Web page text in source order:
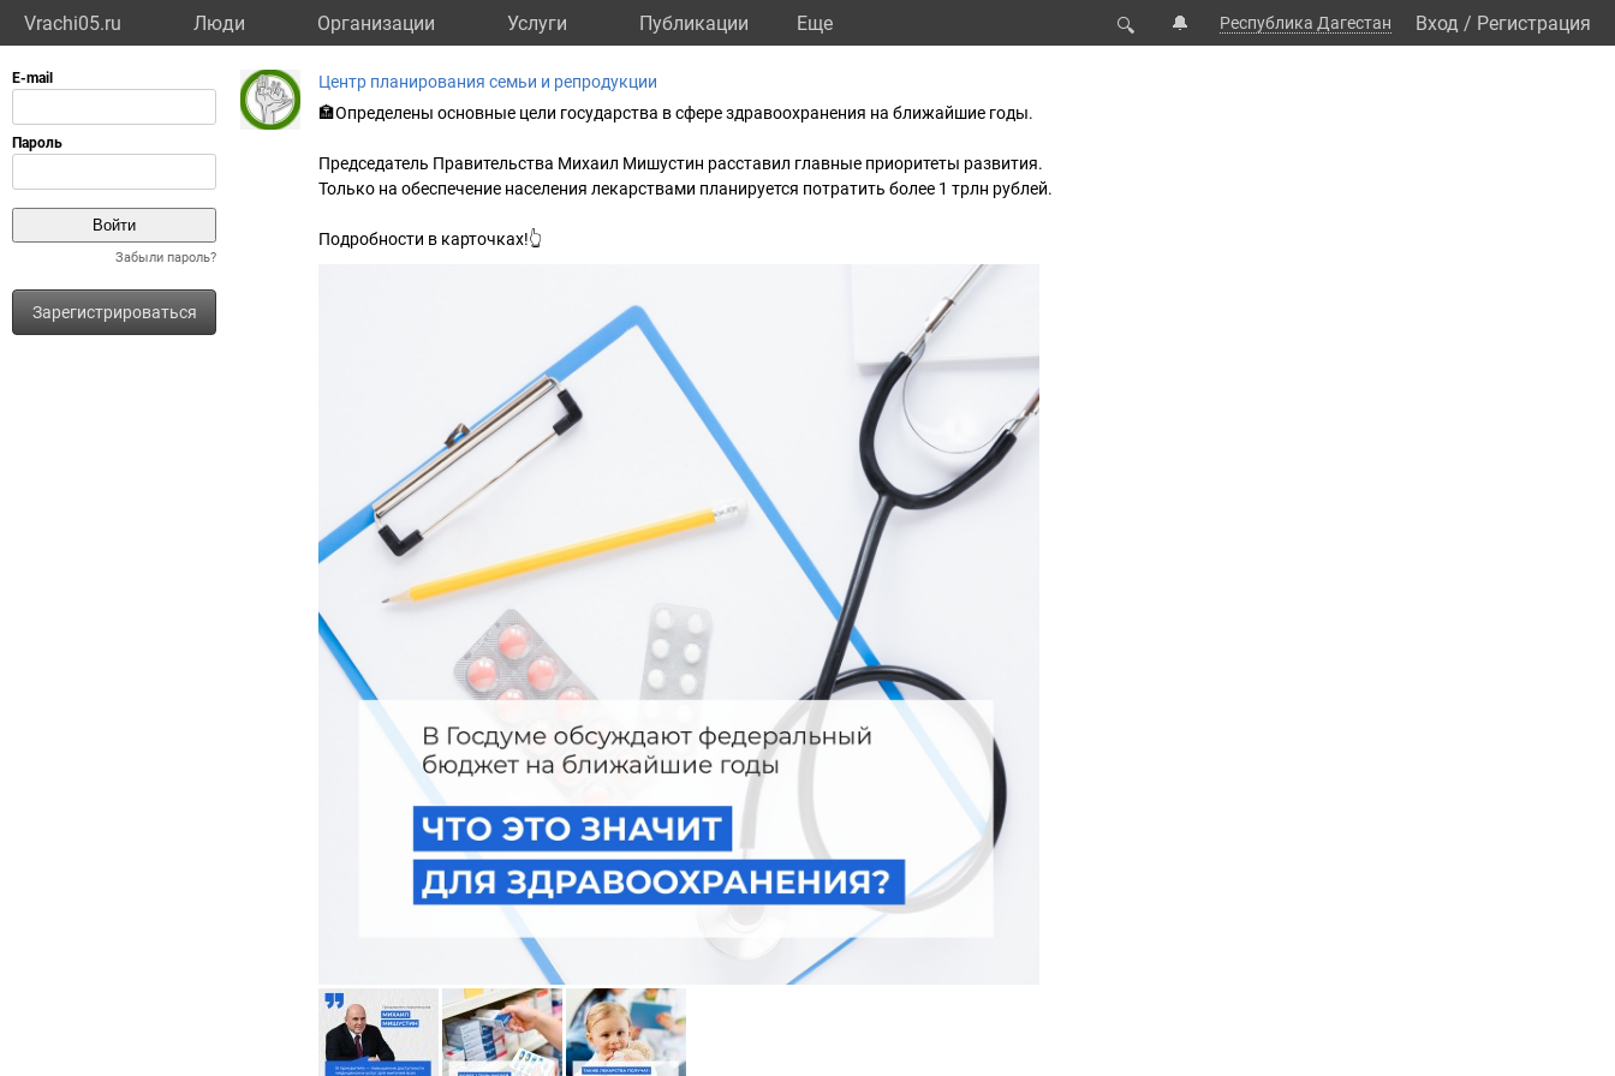
Vrachi05.ru Люди Организации Услуги Публикации Eще 🔍 🔔 Республика Дагестан Вход / Регистрация
Забыли пароль?
Зарегистрироваться
Центр планирования семьи и репродукции
🏣Определены основные цели государства в сфере здравоохранения на ближайшие годы.
Председатель Правительства Михаил Мишустин расставил главные приоритеты развития.
Только на обеспечение населения лекарствами планируется потратить более 1 трлн рублей.
Подробности в карточках!👆